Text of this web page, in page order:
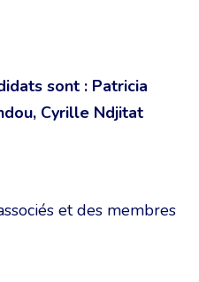
sont : Patricia
Cyrille Ndjitat
et des membres